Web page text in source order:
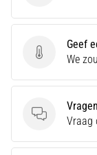
Toon
alle
Geef een
Geef
We
Vragen
Vragen
Vraag